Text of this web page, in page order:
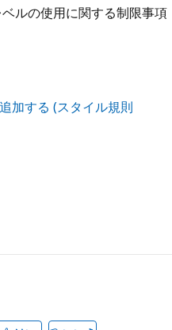
ルの使用に関する制限事項
加する (スタイル規則